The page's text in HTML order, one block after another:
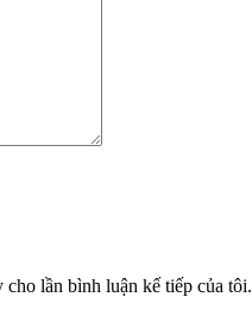
lần bình luận kế tiếp của tôi.